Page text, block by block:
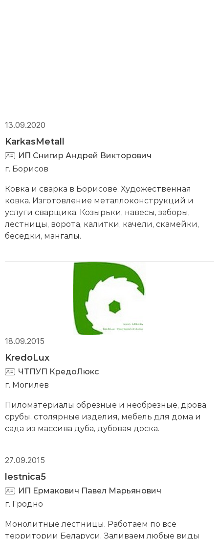
13.09.2020
KarkasMetall
ИП Снигир Андрей Викторович
г. Борисов
Ковка и сварка в Борисове. Художественная
ковка. Изготовление металлоконструкций и
услуги сварщика. Козырьки, навесы, заборы,
лестницы, ворота, калитки, качели, скамейки,
беседки, мангалы.
18.09.2015
KredoLux
ЧТПУП КредоЛюкс
г. Могилев
Пиломатериалы обрезные и необрезные, дрова,
срубы, столярные изделия, мебель для дома и
сада из массива дуба, дубовая доска.
27.09.2015
lestnica5
ИП Ермакович Павел Марьянович
г. Гродно
Монолитные лестницы. Работаем по все
территории Беларуси. Заливаем любые виды